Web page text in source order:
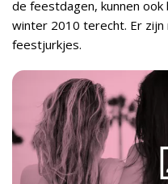
de feestdagen, kunnen
winter 2010 terecht. Er
feestjurkjes.